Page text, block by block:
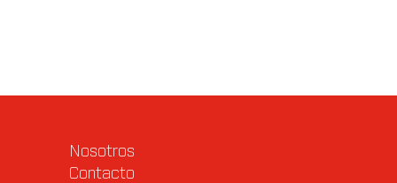
Nosotros
Contacto